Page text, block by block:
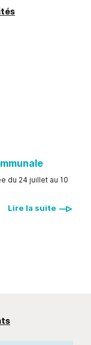
du 24 juillet au 10
Lire la suite